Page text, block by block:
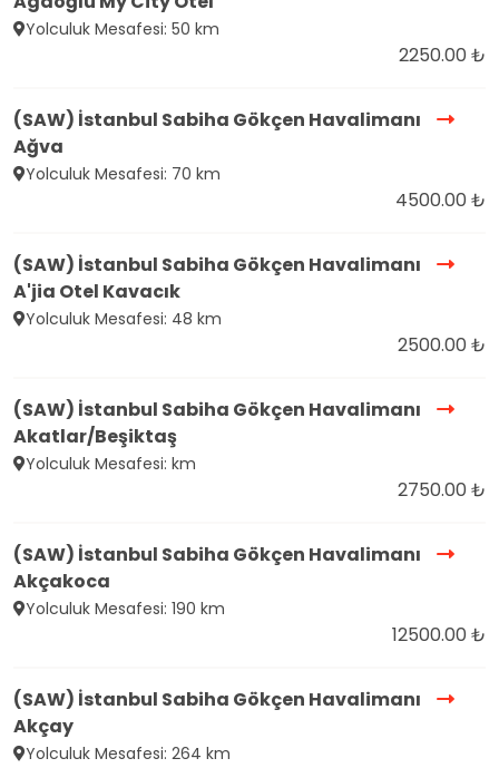
Yolculuk Mesafesi: 50 km
2250.00 ₺
(SAW) İstanbul Sabiha Gökçen Havalimanı
Ağva
Yolculuk Mesafesi: 70 km
4500.00 ₺
(SAW) İstanbul Sabiha Gökçen Havalimanı
A'jia Otel Kavacık
Yolculuk Mesafesi: 48 km
2500.00 ₺
(SAW) İstanbul Sabiha Gökçen Havalimanı
Akatlar/Beşiktaş
Yolculuk Mesafesi: km
2750.00 ₺
(SAW) İstanbul Sabiha Gökçen Havalimanı
Akçakoca
Yolculuk Mesafesi: 190 km
12500.00 ₺
(SAW) İstanbul Sabiha Gökçen Havalimanı
Akçay
Yolculuk Mesafesi: 264 km